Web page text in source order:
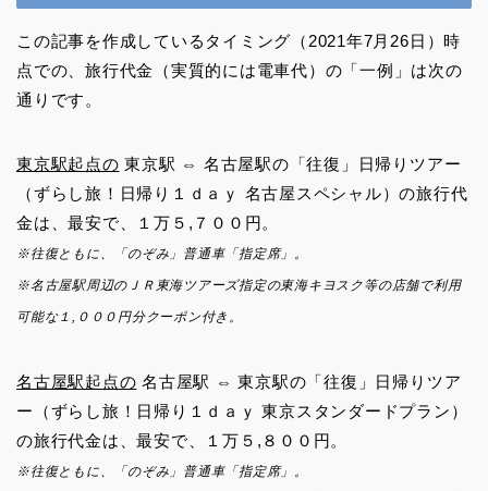
この記事を作成しているタイミング（2021年7月26日）時
点での、旅行代金（実質的には電車代）の「一例」は次の
通りです。
東京駅起点の 東京駅 ⇔ 名古屋駅の「往復」日帰りツアー
（ずらし旅！日帰り１ｄａｙ 名古屋スペシャル）の旅行代
金は、最安で、１万５,７００円。
※往復ともに、「のぞみ」普通車「指定席」。
※名古屋駅周辺のＪＲ東海ツアーズ指定の東海キヨスク等の店舗で利用
可能な１,０００円分クーポン付き。
名古屋駅起点の 名古屋駅 ⇔ 東京駅の「往復」日帰りツア
ー（ずらし旅！日帰り１ｄａｙ 東京スタンダードプラン）
の旅行代金は、最安で、１万５,８００円。
※往復ともに、「のぞみ」普通車「指定席」。